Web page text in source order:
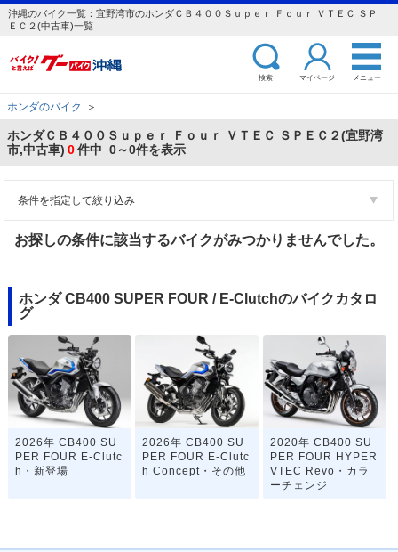
沖縄のバイク一覧：宜野湾市のホンダＣＢ４００Ｓｕｐｅｒ Ｆｏｕｒ ＶＴＥＣ ＳＰ
ＥＣ２(中古車)一覧
検索 マイページ メニュー
ホンダのバイク ＞
ホンダＣＢ４００Ｓｕｐｅｒ Ｆｏｕｒ ＶＴＥＣ ＳＰＥＣ２(宜野湾
市,中古車) 0件中 0～0件を表示
条件を指定して絞り込み
お探しの条件に該当するバイクがみつかりませんでした。
ホンダ CB400 SUPER FOUR / E-Clutchのバイクカタロ
グ
2026年 CB400 SU
PER FOUR E-Clutc
h・新登場
2026年 CB400 SU
PER FOUR E-Clutc
h Concept・その他
2020年 CB400 SU
PER FOUR HYPER
VTEC Revo・カラ
ーチェンジ